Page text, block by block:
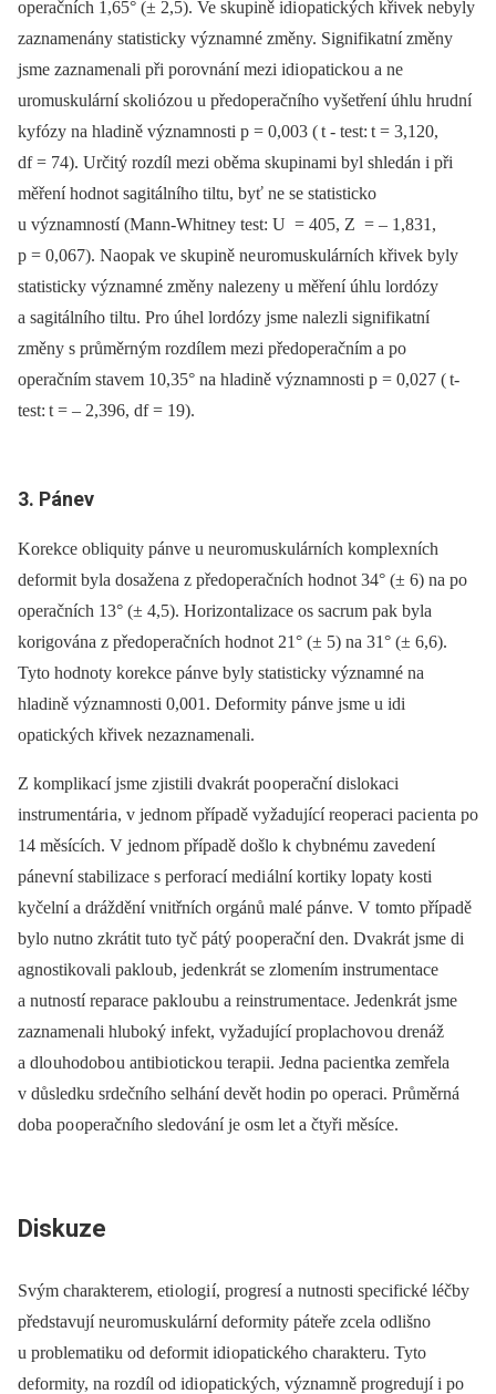
operačních 1,65° (± 2,5). Ve skupině idi opatických křivek nebyly
zaznamenány statisticky významné změny. Signifikatní změny
jsme zaznamenali při porovnání mezi idi opaticko u a ne
uromuskulární skoli ózo u u předoperačního vyšetření úhlu hrudní
kyfózy na hladině významnosti p = 0,003 ( t -⁠ test: t = 3,120,
df = 74). Určitý rozdíl mezi oběma skupinami byl shledán i při
měření hodnot sagitálního tiltu, byť ne se statisticko
u významností (Mann‑Whitney test: U = 405, Z = –⁠ 1,831,
p = 0,067). Naopak ve skupině ne uromuskulárních křivek byly
statisticky významné změny nalezeny u měření úhlu lordózy
a sagitálního tiltu. Pro úhel lordózy jsme nalezli signifikatní
změny s průměrným rozdílem mezi předoperačním a po
operačním stavem 10,35° na hladině významnosti p = 0,027 ( t-
test: t = –⁠ 2,396, df = 19).
3. Pánev
Korekce obliquity pánve u ne uromuskulárních komplexních
deformit byla dosažena z předoperačních hodnot 34° (± 6) na po
operačních 13° (± 4,5). Horizontalizace os sacrum pak byla
korigována z předoperačních hodnot 21° (± 5) na 31° (± 6,6).
Tyto hodnoty korekce pánve byly statisticky významné na
hladině významnosti 0,001. Deformity pánve jsme u idi
opatických křivek nezaznamenali.
Z komplikací jsme zjistili dvakrát po operační dislokaci
instrumentári a, v jednom případě vyžadující reoperaci paci enta po
14 měsících. V jednom případě došlo k chybnému zavedení
pánevní stabilizace s perforací medi ální kortiky lopaty kosti
kyčelní a dráždění vnitřních orgánů malé pánve. V tomto případě
bylo nutno zkrátit tuto tyč pátý po operační den. Dvakrát jsme di
agnostikovali paklo ub, jedenkrát se zlomením instrumentace
a nutností reparace pa­klo ubu a reinstrumentace. Jedenkrát jsme
zaznamenali hluboký infekt, vyžadující proplachovo u drenáž
a dlo uhodobo u antibi oticko u terapii. Jedna paci entka zemřela
v důsledku srdečního selhání devět hodin po operaci. Průměrná
doba po operačního sledování je osm let a čtyři měsíce.
Diskuze
Svým charakterem, eti ologi í, progresí a nutnosti specifické léčby
představují ne uromuskulární deformity páteře zcela odlišno
u problematiku od deformit idi opatického charakteru. Tyto
deformity, na rozdíl od idi opatických, významně progredují i po